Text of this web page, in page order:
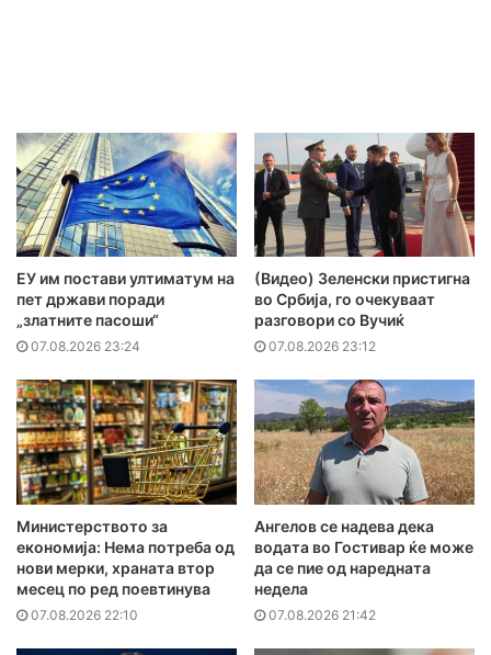
ЕУ им постави ултиматум на
пет држави поради
„златните пасоши“
07.08.2026 23:24
(Видео) Зеленски пристигна
во Србија, го очекуваат
разговори со Вучиќ
07.08.2026 23:12
Министерството за
економија: Нема потреба од
нови мерки, храната втор
месец по ред поевтинува
07.08.2026 22:10
Ангелов се надева дека
водата во Гостивар ќе може
да се пие од наредната
недела
07.08.2026 21:42